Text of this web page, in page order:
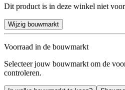
Dit product is in deze winkel niet
Wijzig bouwmarkt
Voorraad in de bouwmarkt
Selecteer jouw bouwmarkt om de
controleren.